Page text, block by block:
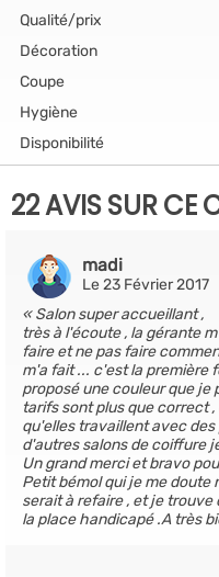
Qualité/prix
Décoration
Coupe
Hygiène
Disponibilité
22 AVIS SUR CE
madi
Le 23 Février 2017
Salon super accueillant ,
très à l'écoute , la gérante
faire et ne pas faire
m'a fait ... c'est la première
proposé une couleur que je
tarifs sont plus que correct
qu'elles travaillent avec
d'autres salons de coiffure
Un grand merci et bravo
Petit bémol qui je me doute
serait à refaire , et je
la place handicapé .A très